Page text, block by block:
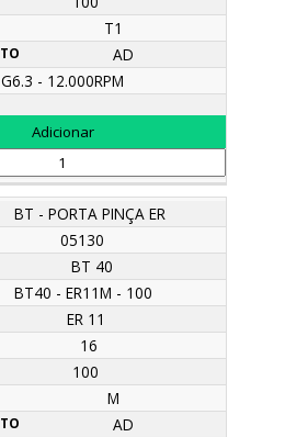
T1
AD
G6.3 - 12.000RPM
BT - PORTA PINÇA ER
05130
BT 40
BT40 - ER11M - 100
ER 11
16
100
M
AD